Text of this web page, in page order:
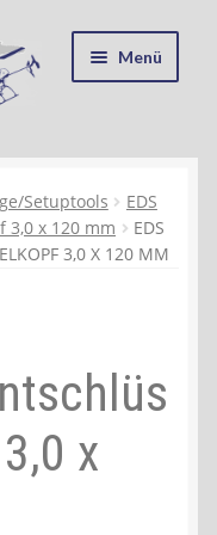
Menü
Setuptools
EDS
3,0 x 120 mm
EDS
3,0 X 120 MM
x